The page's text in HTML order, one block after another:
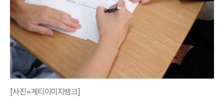
[사진=게티이미지뱅크]